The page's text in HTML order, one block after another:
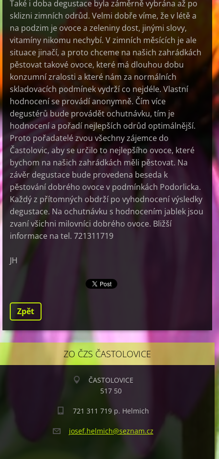
Také i doba degustace byla záměrně vybrána až po
sklizni zimních odrůd. Velmi dobře víme, že v létě a
na podzim je ovoce a zeleniny dost, jinými slovy,
vitamíny nikomu nechybí. V zimních měsících je ale
situace jinačí, a proto chceme na našich zahrádkách
pěstovat takové ovoce, které má dlouhou dobu
konzumní zralosti a které nám za normálních
skladovacích podmínek vydrží co nejdéle. Vlastní
hodnocení se provádí anonymně. Čím více
degustérů bude provádět ochutnávku, tím je
hodnocení a pořadí nejlepších odrůd optimálnější.
Proto pořadatelé zvou všechny zájemce do
Častolovic, aby se určilo to nejlepšího ovoce, které
bychom na našich zahrádkách měli pěstovat. Na
závěr degustace bude provedena beseda k
pěstování dobrého ovoce v podmínkách Podorlicka.
Každýz přítomných obdrží po vyhodnocení výsledky
degustace. Na ochutnávku s hodnocením jablek jsou
zvaní všichni milovníci dobrého ovoce. Bližší
informace na tel. 721311719
JH
Zpět
ZO ČZS ČASTOLOVICE
ČASTOLOVICE
517 50
721 311 719 p. Helmich
josef.helmich@seznam.cz